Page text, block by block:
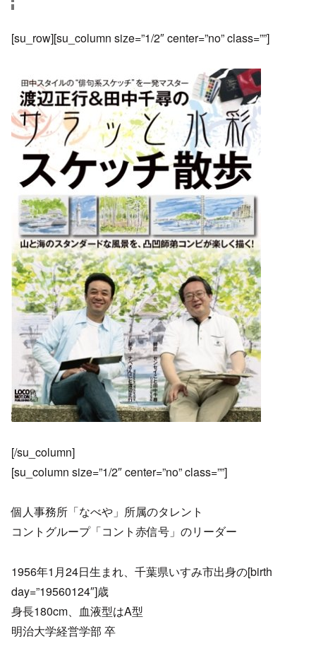
[su_row][su_column size=”1/2″ center=”no” class=””]
[/su_column]
[su_column size=”1/2″ center=”no” class=””]
個人事務所「なべや」所属のタレント
コントグループ「コント赤信号」のリーダー
1956年1月24日生まれ、千葉県いすみ市出身の[birth
day=”19560124″]歳
身長180cm、血液型はA型
明治大学経営学部 卒